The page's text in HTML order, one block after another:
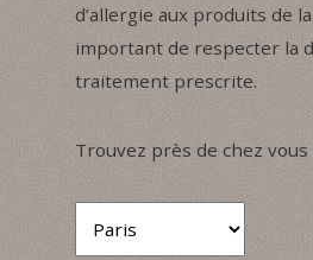
d’allergie aux produits de
important de respecter la
traitement prescrite.
Trouvez près de chez